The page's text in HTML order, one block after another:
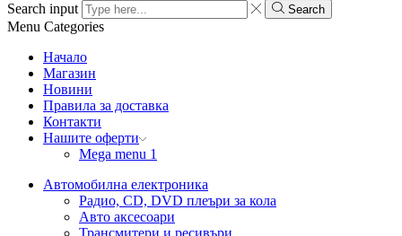
Search input Search
Menu Categories
Начало
Магазин
Новини
Правила за доставка
Контакти
Нашите оферти
Mega menu 1
Автомобилна електроника
Радио, CD, DVD плеъри за кола
Авто аксесоари